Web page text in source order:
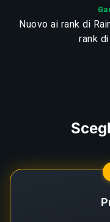
Nuovo ai rank di
rank